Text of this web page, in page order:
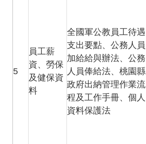
5
員工薪
資、勞保
及健保資
料
全國軍公教員工待遇
支出要點、公務人員
加給給與辦法、公務
人員俸給法、桃園縣
政府出納管理作業流
程及工作手冊、個人
資料保護法